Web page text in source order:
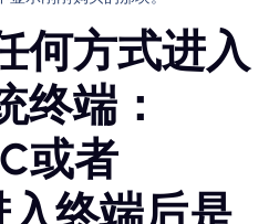
何方式进入
终端：
或者
终端后是